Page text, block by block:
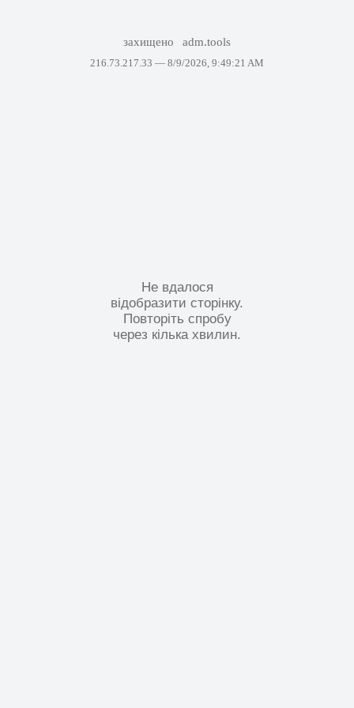
захищено adm.tools
216.73.217.33 — 8/9/2026, 9:49:21 AM
Не вдалося
відобразити сторінку.
Повторіть спробу
через кілька хвилин.